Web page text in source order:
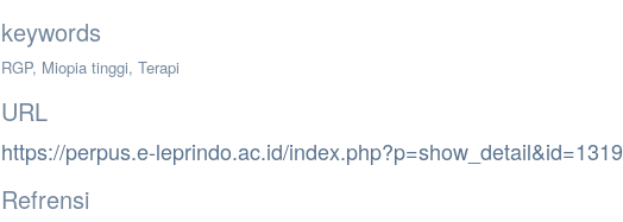
keywords
RGP, Miopia tinggi, Terapi
URL
https://perpus.e-leprindo.ac.id/index.php?p=show_detail&id=1319
Refrensi